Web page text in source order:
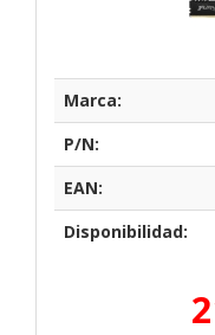
Marca:
P/N:
EAN:
Disponibilidad: